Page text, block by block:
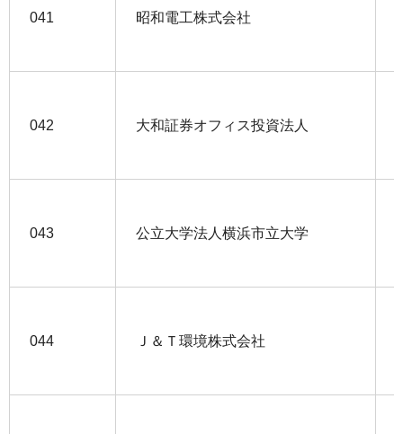
041 昭和電工株式会社
042 大和証券オフィス投資法人
043 公立大学法人横浜市立大学
044 Ｊ＆Ｔ環境株式会社